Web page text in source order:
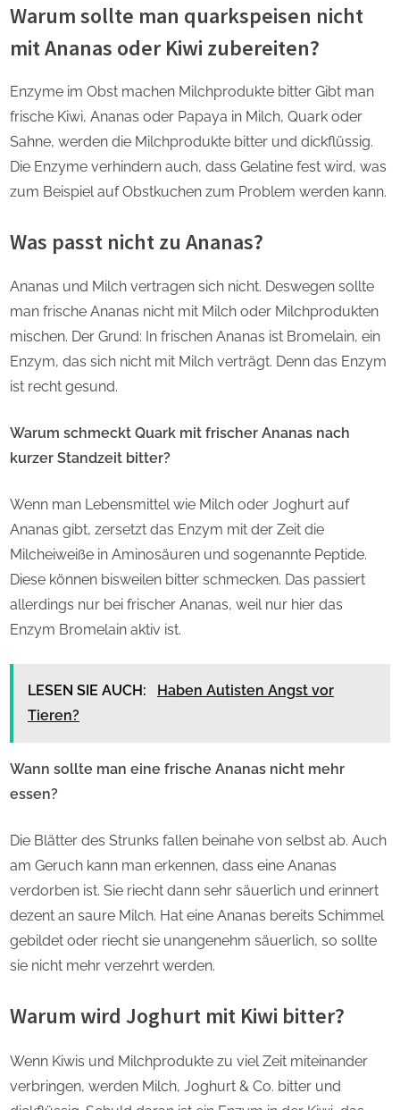
Warum sollte man quarkspeisen nicht
mit Ananas oder Kiwi zubereiten?
Enzyme im Obst machen Milchprodukte bitter Gibt man
frische Kiwi, Ananas oder Papaya in Milch, Quark oder
Sahne, werden die Milchprodukte bitter und dickflüssig.
Die Enzyme verhindern auch, dass Gelatine fest wird, was
zum Beispiel auf Obstkuchen zum Problem werden kann.
Was passt nicht zu Ananas?
Ananas und Milch vertragen sich nicht. Deswegen sollte
man frische Ananas nicht mit Milch oder Milchprodukten
mischen. Der Grund: In frischen Ananas ist Bromelain, ein
Enzym, das sich nicht mit Milch verträgt. Denn das Enzym
ist recht gesund.
Warum schmeckt Quark mit frischer Ananas nach
kurzer Standzeit bitter?
Wenn man Lebensmittel wie Milch oder Joghurt auf
Ananas gibt, zersetzt das Enzym mit der Zeit die
Milcheiweiße in Aminosäuren und sogenannte Peptide.
Diese können bisweilen bitter schmecken. Das passiert
allerdings nur bei frischer Ananas, weil nur hier das
Enzym Bromelain aktiv ist.
LESEN SIE AUCH:
Haben Autisten Angst vor
Tieren?
Wann sollte man eine frische Ananas nicht mehr
essen?
Die Blätter des Strunks fallen beinahe von selbst ab. Auch
am Geruch kann man erkennen, dass eine Ananas
verdorben ist. Sie riecht dann sehr säuerlich und erinnert
dezent an saure Milch. Hat eine Ananas bereits Schimmel
gebildet oder riecht sie unangenehm säuerlich, so sollte
sie nicht mehr verzehrt werden.
Warum wird Joghurt mit Kiwi bitter?
Wenn Kiwis und Milchprodukte zu viel Zeit miteinander
verbringen, werden Milch, Joghurt & Co. bitter und